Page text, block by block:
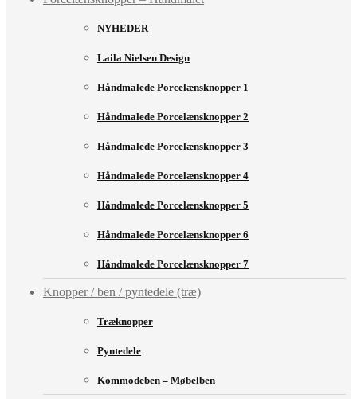
NYHEDER
Laila Nielsen Design
Håndmalede Porcelænsknopper 1
Håndmalede Porcelænsknopper 2
Håndmalede Porcelænsknopper 3
Håndmalede Porcelænsknopper 4
Håndmalede Porcelænsknopper 5
Håndmalede Porcelænsknopper 6
Håndmalede Porcelænsknopper 7
Knopper / ben / pyntedele (træ)
Træknopper
Pyntedele
Kommodeben – Møbelben